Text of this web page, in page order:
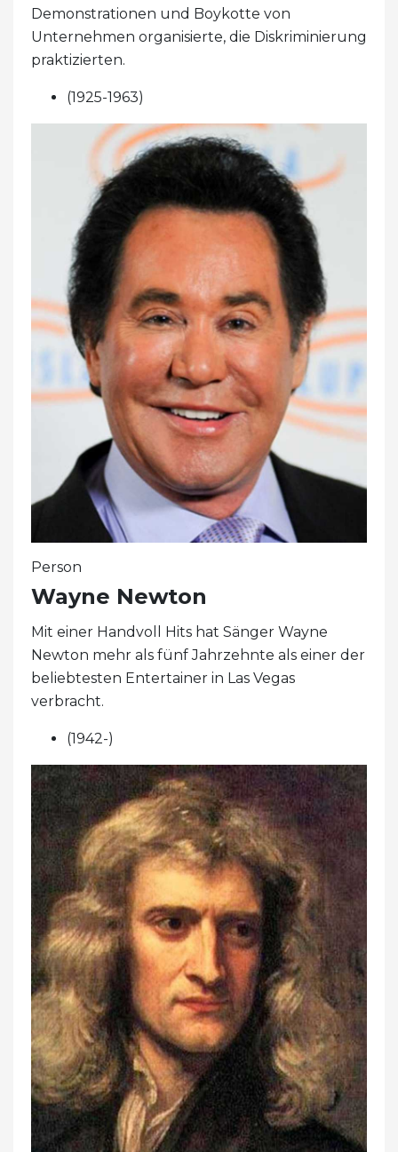
Demonstrationen und Boykotte von
Unternehmen organisierte, die Diskriminierung
praktizierten.
(1925-1963)
Person
Wayne Newton
Mit einer Handvoll Hits hat Sänger Wayne
Newton mehr als fünf Jahrzehnte als einer der
beliebtesten Entertainer in Las Vegas
verbracht.
(1942-)